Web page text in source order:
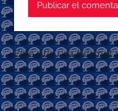
Este sitio usa Akismet